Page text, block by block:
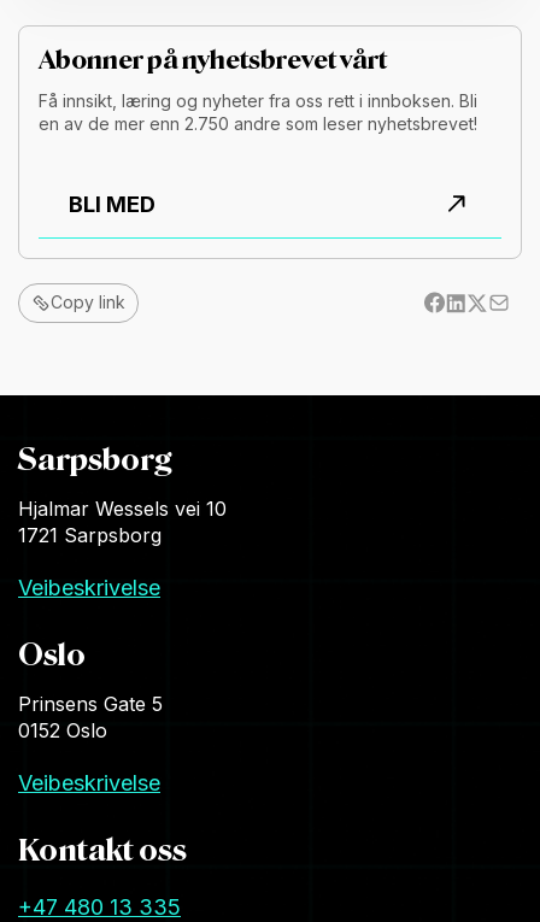
Abonner på nyhetsbrevet vårt
Få innsikt, læring og nyheter fra oss rett i innboksen. Bli
en av de mer enn 2.750 andre som leser nyhetsbrevet!
BLI MED
Copy link
Sarpsborg
Hjalmar Wessels vei 10
1721 Sarpsborg
Veibeskrivelse
Oslo
Prinsens Gate 5
0152 Oslo
Veibeskrivelse
Kontakt oss
+47 480 13 335